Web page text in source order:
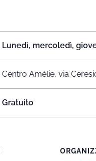
Lunedì, mercoledì,
Centro Amélie, via
Gratuito